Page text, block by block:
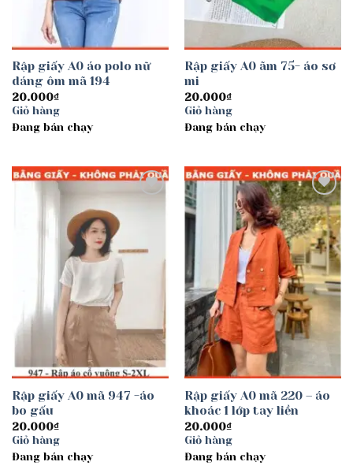
Rập giấy A0 áo polo nữ
dáng ôm mã 194
20.000₫
Giỏ hàng
Đang bán chạy
Rập giấy A0 ãm 75- áo sơ
mi
20.000₫
Giỏ hàng
Đang bán chạy
Rập giấy A0 mã 947 -áo
bo gấu
20.000₫
Giỏ hàng
Đang bán chạy
Add to
wishlist
Rập giấy A0 mã 220 – áo
khoác 1 lớp tay liền
20.000₫
Giỏ hàng
Đang bán chạy